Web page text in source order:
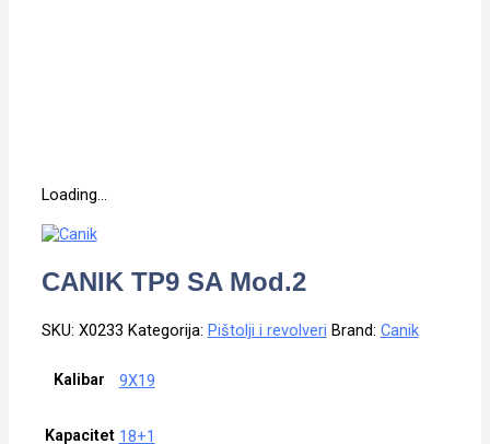
Loading...
CANIK TP9 SA Mod.2
SKU: X0233 Kategorija: Pištolji i revolveri Brand: Canik
Kalibar 9X19
Kapacitet 18+1